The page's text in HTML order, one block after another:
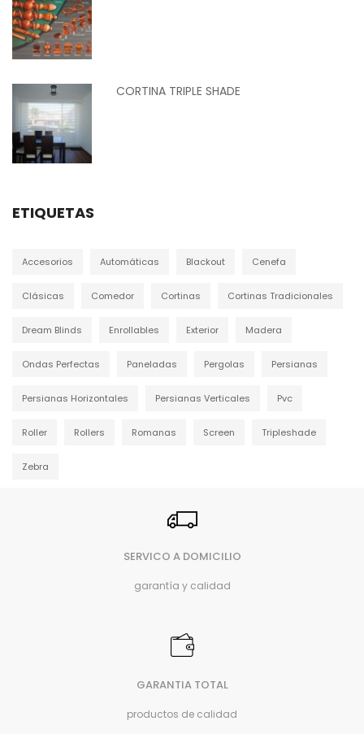
CORTINA TRIPLE SHADE
ETIQUETAS
Accesorios Automáticas Blackout Cenefa
Clásicas Comedor Cortinas Cortinas Tradicionales
Dream Blinds Enrollables Exterior Madera
Ondas Perfectas Paneladas Pergolas Persianas
Persianas Horizontales Persianas Verticales Pvc
Roller Rollers Romanas Screen Tripleshade
Zebra
SERVICO A DOMICILIO
garantía y calidad
GARANTIA TOTAL
productos de calidad